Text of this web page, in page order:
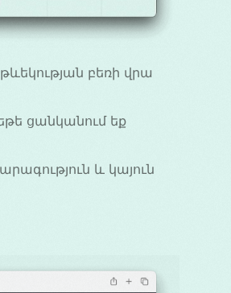
բեռի վրա
ցանկանում եք
և կայուն